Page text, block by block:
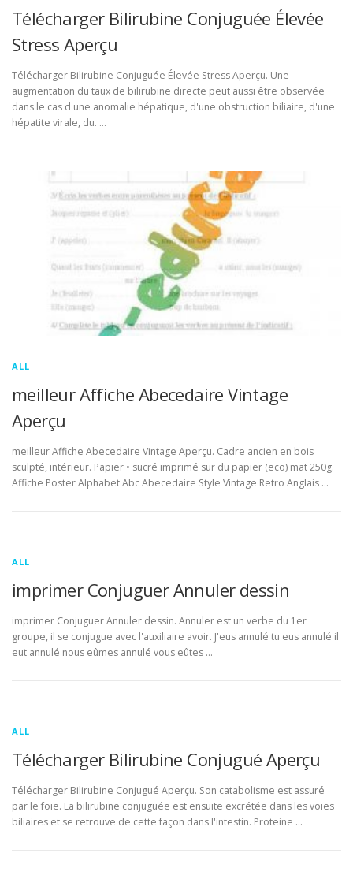
Télécharger Bilirubine Conjuguée Élevée
Stress Aperçu
Télécharger Bilirubine Conjuguée Élevée Stress Aperçu. Une
augmentation du taux de bilirubine directe peut aussi être observée
dans le cas d'une anomalie hépatique, d'une obstruction biliaire, d'une
hépatite virale, du. …
ALL
meilleur Affiche Abecedaire Vintage
Aperçu
meilleur Affiche Abecedaire Vintage Aperçu. Cadre ancien en bois
sculpté, intérieur. Papier • sucré imprimé sur du papier (eco) mat 250g.
Affiche Poster Alphabet Abc Abecedaire Style Vintage Retro Anglais …
ALL
imprimer Conjuguer Annuler dessin
imprimer Conjuguer Annuler dessin. Annuler est un verbe du 1er
groupe, il se conjugue avec l'auxiliaire avoir. J'eus annulé tu eus annulé il
eut annulé nous eûmes annulé vous eûtes …
ALL
Télécharger Bilirubine Conjugué Aperçu
Télécharger Bilirubine Conjugué Aperçu. Son catabolisme est assuré
par le foie. La bilirubine conjuguée est ensuite excrétée dans les voies
biliaires et se retrouve de cette façon dans l'intestin. Proteine …